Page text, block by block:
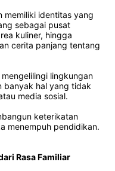
memiliki identitas yang
sebagai pusat
kuliner, hingga
cerita panjang tentang
lingkungan
banyak hal yang tidak
media sosial.
keterikatan
menempuh pendidikan.
Rasa Familiar